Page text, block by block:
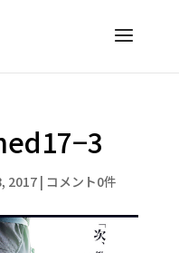
2017| コメント0件